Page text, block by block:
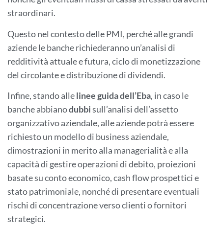
straordinari.
Questo nel contesto delle PMI, perché alle grandi
aziende le banche richiederanno un’analisi di
redditività attuale e futura, ciclo di monetizzazione
del circolante e distribuzione di dividendi.
Infine, stando allelinee guida dell’Eba, in caso le
banche abbianodubbisull’analisi dell’assetto
organizzativo aziendale, alle aziende potrà essere
richiesto un modello di business aziendale,
dimostrazioni in merito alla managerialità e alla
capacità di gestire operazioni di debito, proiezioni
basate su conto economico, cash flow prospettici e
stato patrimoniale, nonché di presentare eventuali
rischi di concentrazione verso clienti o fornitori
strategici.